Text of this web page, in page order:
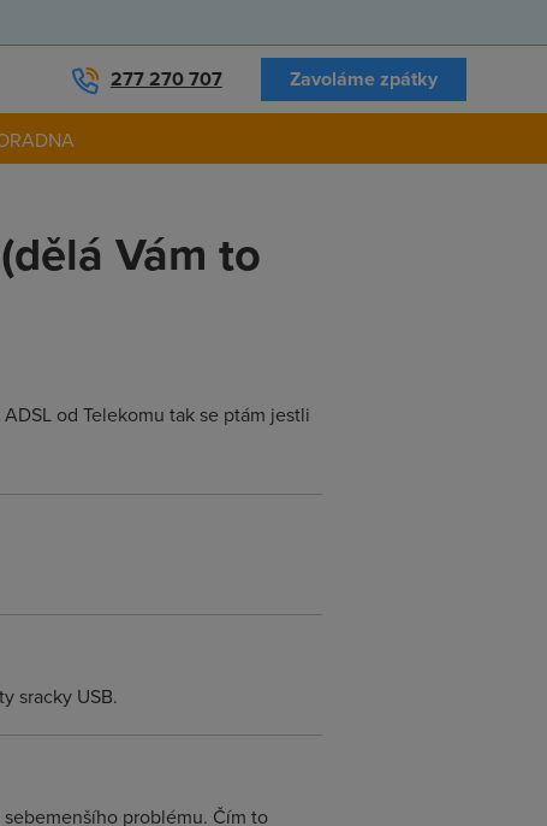
277 270 707 Zavoláme zpátky
Vám to
od Telekomu tak se ptám jestli
sracky USB.
problému. Čím to